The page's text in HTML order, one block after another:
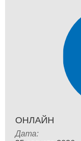
ОНЛАЙН
Дата: